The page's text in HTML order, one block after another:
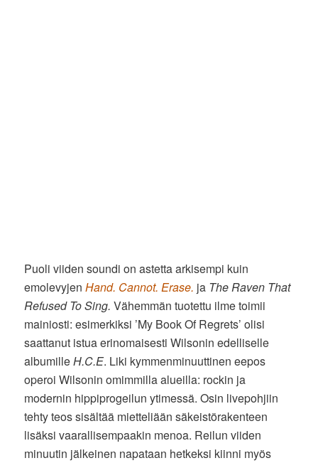
Puoli viiden soundi on astetta arkisempi kuin
emolevyjenHand. Cannot. Erase. ja The Raven That
Refused To Sing. Vähemmän tuotettu ilme toimii
mainiosti: esimerkiksi ’My Book Of Regrets’ olisi
saattanut istua erinomaisesti Wilsonin edelliselle
albumilleH.C.E. Liki kymmenminuuttinen eepos
operoi Wilsonin omimmilla alueilla: rockin ja
modernin hippiprogeilun ytimessä. Osin livepohjiin
tehty teos sisältää mietteliään säkeistörakenteen
lisäksi vaarallisempaakin menoa. Reilun viiden
minuutin jälkeinen napataan hetkeksi kiinni myös